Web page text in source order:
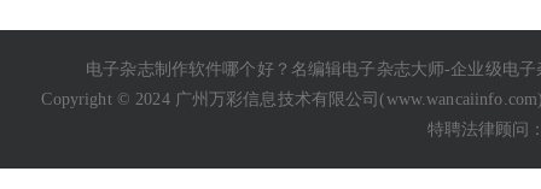
电子杂志制作软件哪个好？名编辑电子杂志大师-企业级电子
Copyright © 2024 广州万彩信息技术有限公司(www.wancaiinfo.com
特聘法律顾问